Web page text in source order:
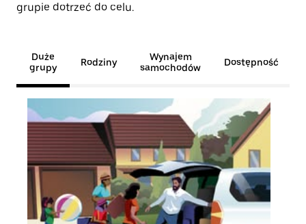
grupie dotrzeć do celu.
Duże
grupy
Rodziny
Wynajem
samochodów
Dostępność